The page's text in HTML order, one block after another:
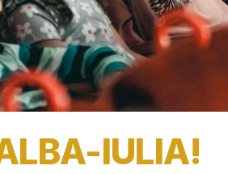
IULIA!